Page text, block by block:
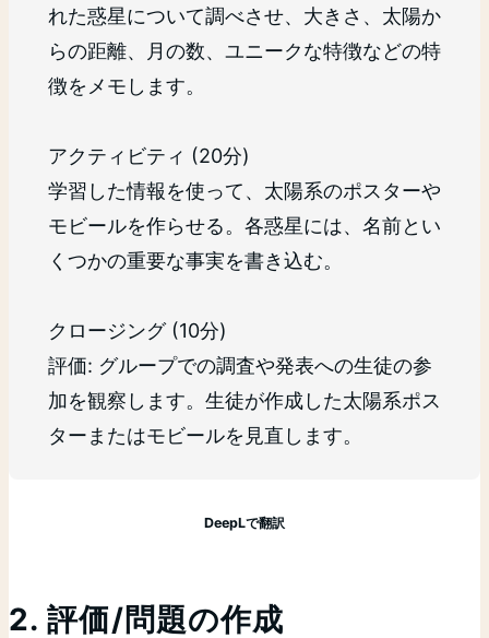
れた惑星について調べさせ、大きさ、太陽か
らの距離、月の数、ユニークな特徴などの特
徴をメモします。
アクティビティ (20分)
学習した情報を使って、太陽系のポスターや
モビールを作らせる。各惑星には、名前とい
くつかの重要な事実を書き込む。
クロージング (10分)
評価: グループでの調査や発表への生徒の参
加を観察します。生徒が作成した太陽系ポス
ターまたはモビールを見直します。
DeepLで翻訳
2. 評価/問題の作成